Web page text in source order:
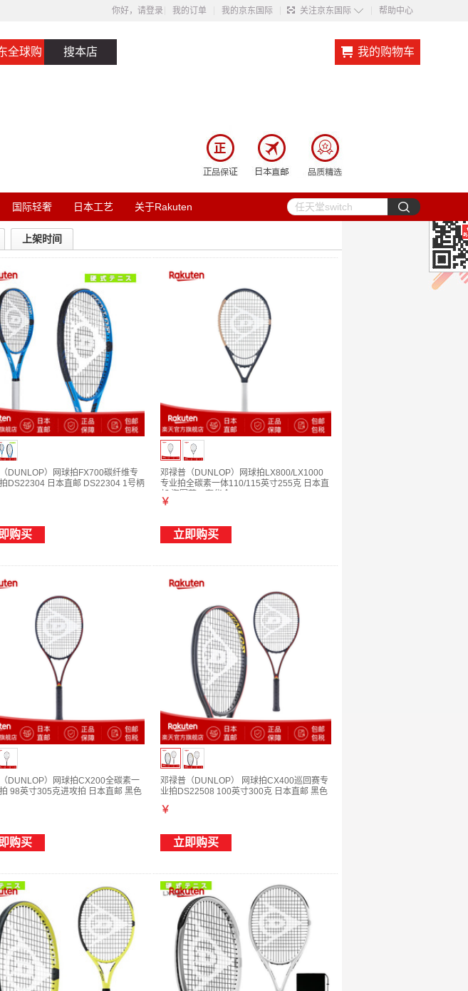
你好，请登录 我的订单 我的京东国际 关注京东国际 ◇ 帮助中心
全球购 搜本店 我的购物车
国际轻奢 日本工艺 关于Rakuten
上架时间
DUNLOP）网球拍FX700碳纤维专
DS22304 日本直邮 DS22304 1号柄
购买
邓禄普（DUNLOP）网球拍LX800/LX1000
专业拍全碳素一体110/115英寸255克 日本直
￥
立即购买
DUNLOP）网球拍CX200全碳素一
98英寸305克进攻拍 日本直邮 黑色
购买
邓禄普（DUNLOP） 网球拍CX400巡回赛专
业拍DS22508 100英寸300克 日本直邮 黑色
￥
立即购买